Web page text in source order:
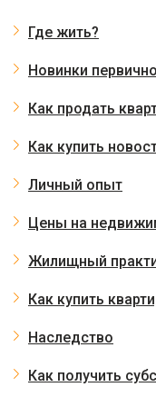
Где жить?
Новинки
Как продать
Как купить
Личный опыт
Цены на
Жилищный
Как купить
Наследство
Как получить